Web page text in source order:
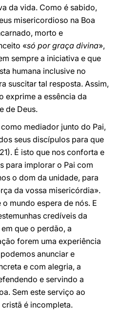
da vida. Como é sabido,
misericordioso na Boa
morto e
«só por graça divina»,
sempre a iniciativa e que
humana inclusive no
suscitar tal resposta. Assim,
exprime a essência da
de Deus.
mediador junto do Pai,
seus discípulos para que
21). É isto que nos conforta e
para implorar o Pai com
o dom da unidade, para
da vossa misericórdia».
mundo espera de nós. E
credíveis da
que o perdão, a
forem uma experiência
anunciar e
e com alegria, a
e servindo a
Sem este serviço ao
é incompleta.